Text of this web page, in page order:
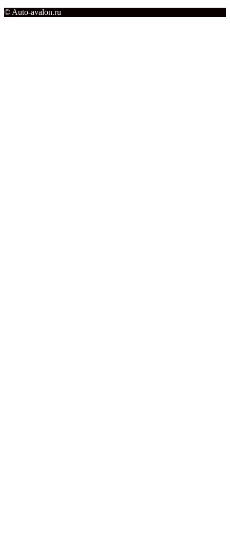
© Auto-avalon.ru